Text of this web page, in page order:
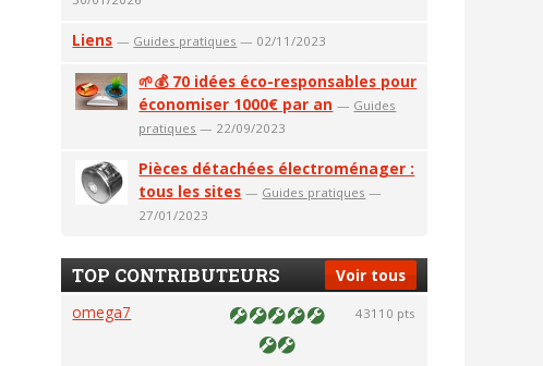
Liens — Guides pratiques — 02/11/2023
🌱💰 70 idées éco-responsables pour
économiser 1000€ par an — Guides
pratiques — 22/09/2023
Pièces détachées électroménager :
tous les sites — Guides pratiques —
27/01/2023
Voir tous
TOP CONTRIBUTEURS
omega7 43110 pts